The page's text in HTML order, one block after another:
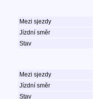
Mezi sjezdy
Jízdní směr
Stav
Mezi sjezdy
Jízdní směr
Stav